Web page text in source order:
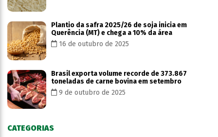
Plantio da safra 2025/26 de soja inicia em
Querência (MT) e chega a 10% da área
16 de outubro de 2025
Brasil exporta volume recorde de 373.867
toneladas de carne bovina em setembro
9 de outubro de 2025
CATEGORIAS